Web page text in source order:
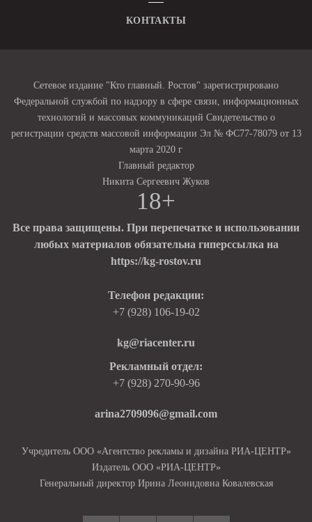
КОНТАКТЫ
Сетевое издание "Кто главный. Ростов" зарегистрировано
Федеральной службой по надзору в сфере связи, информационных
технологий и массовых коммуникаций Свидетельство о
регистрации средств массовой информации Эл № ФС77-78079 от 13
марта 2020 г
Главный редактор
Никита Сергеевич Жуков
18+
Все права защищены. При перепечатке и использовании
любых материалов обязательна гиперссылка на
https://kg-rostov.ru
Телефон редакции:
+7 (928) 106-19-02
kg@riacenter.ru
Рекламный отдел:
+7 (928) 270-90-96
arina2709096@gmail.com
Учредитель ООО «Агентство рекламы и дизайна РИА-ЦЕНТР»
Издатель ООО «РИА-ЦЕНТР»
Генеральный директор Ирина Леонидовна Ковалевская